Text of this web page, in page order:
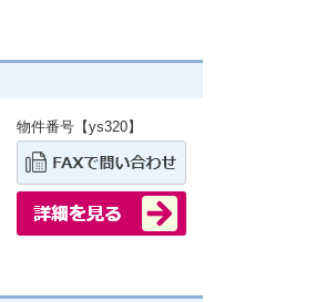
物件番号【ys320】